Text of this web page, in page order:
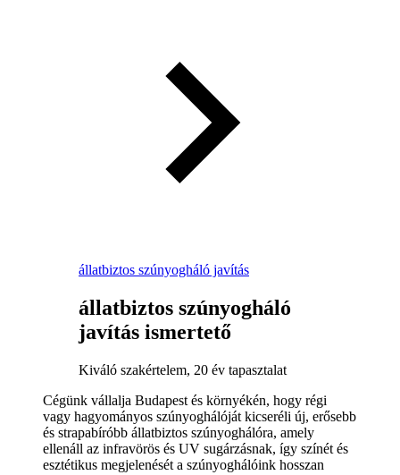
állatbiztos szúnyogháló javítás
állatbiztos szúnyogháló
javítás ismertető
Kiváló szakértelem, 20 év tapasztalat
Cégünk vállalja Budapest és környékén, hogy régi
vagy hagyományos szúnyoghálóját kicseréli új, erősebb
és strapabíróbb állatbiztos szúnyoghálóra, amely
ellenáll az infravörös és UV sugárzásnak, így színét és
esztétikus megjelenését a szúnyoghálóink hosszan